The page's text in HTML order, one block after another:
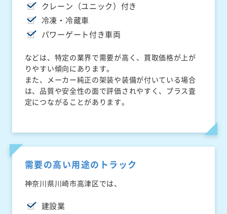
クレーン（ユニック）付き
冷凍・冷蔵車
パワーゲート付き車両
などは、特定の業界で需要が高く、買取価格が上が
りやすい傾向にあります。
また、メーカー純正の架装や装備が付いている場合
は、品質や安全性の面で評価されやすく、プラス査
定につながることがあります。
需要の高い用途のトラック
神奈川県川崎市高津区では、
建設業